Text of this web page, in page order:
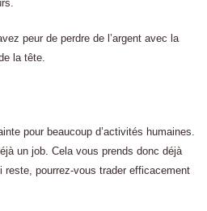
peur de perdre de l’argent avec la
la tête.
pour beaucoup d’activités humaines.
un job. Cela vous prends donc déjà
pourrez-vous trader efficacement